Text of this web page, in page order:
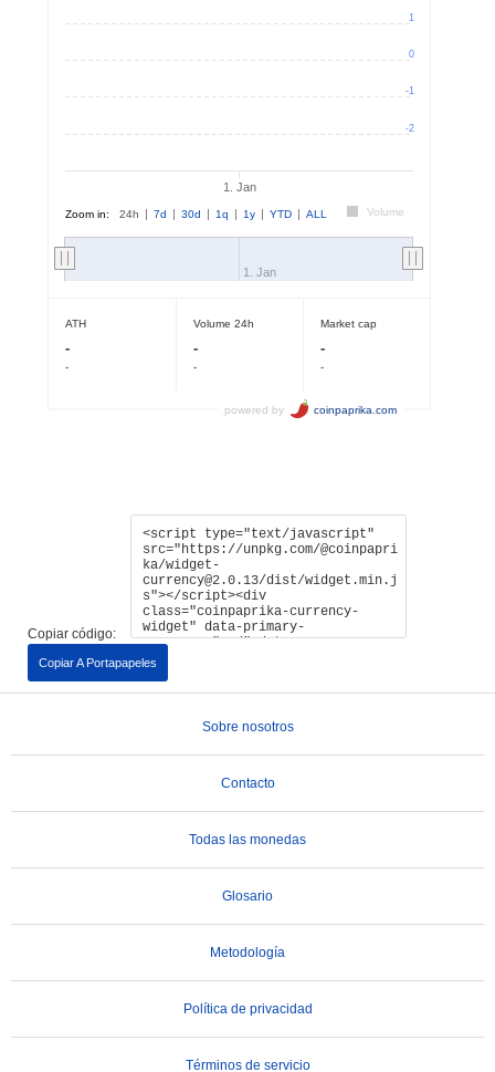
Copiar código:
Copiar A Portapapeles
Sobre nosotros
Contacto
Todas las monedas
Glosario
Metodología
Política de privacidad
Términos de servicio